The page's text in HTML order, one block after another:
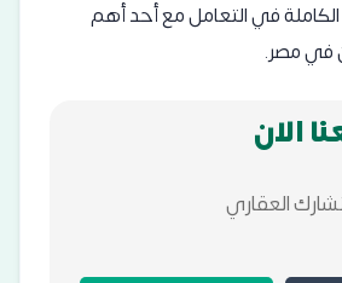
في التعامل مع أحد أهم
في مصر.
الان
العقاري